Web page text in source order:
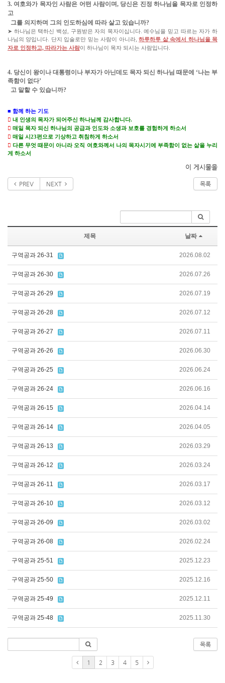
3. 여호와가 목자인 사람은 어떤 사람이며, 당신은 진정 하나님을 목자로 인정하
고
그를 의지하며 그의 인도하심에 따라 살고 있습니까?
➤ 하나님은 택하신 백성, 구원받은 자의 목자이십니다. 예수님을 믿고 따르는 자가 하
나님의 양입니다. 단지 입술로만 믿는 사람이 아니라,하루하루 삶 속에서 하나님을 목
자로 인정하고, 따라가는 사람이 하나님이 목자 되시는 사람입니다.
4. 당신이 왕이나 대통령이나 부자가 아닌데도 목자 되신 하나님 때문에 ‘나는 부
족함이 없다’
고 말할 수 있습니까?
■ 함께 하는 기도
 내 인생의 목자가 되어주신 하나님께 감사합니다.
 매일 목자 되신 하나님의 공급과 인도와 소생과 보호를 경험하게 하소서
 매일 시23편으로 기상하고 취침하게 하소서
 다른 무엇 때문이 아니라 오직 여호와께서 나의 목자시기에 부족함이 없는 삶을 누리
게 하소서
이 게시물을
PREV NEXT 목록
제목 날짜
구역공과 26-31 2026.08.02
구역공과 26-30 2026.07.26
구역공과 26-29 2026.07.19
구역공과 26-28 2026.07.12
구역공과 26-27 2026.07.11
구역공과 26-26 2026.06.30
구역공과 26-25 2026.06.24
구역공과 26-24 2026.06.16
구역공과 26-15 2026.04.14
구역공과 26-14 2026.04.05
구역공과 26-13 2026.03.29
구역공과 26-12 2026.03.24
구역공과 26-11 2026.03.17
구역공과 26-10 2026.03.12
구역공과 26-09 2026.03.02
구역공과 26-08 2026.02.24
구역공과 25-51 2025.12.23
구역공과 25-50 2025.12.16
구역공과 25-49 2025.12.11
구역공과 25-48 2025.11.30
목록
1 2 3 4 5